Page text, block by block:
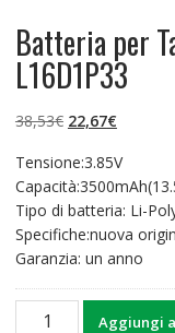
Batteria per
L16D1P33
38,53€ Il
originale
era:
38,53€.
22,67€Il
attuale
è:
22,67€.
Tensione:3.85V
Tipo di batteria: Li-
Specifiche:nuova
Garanzia: un anno
Batteria
Aggiungi